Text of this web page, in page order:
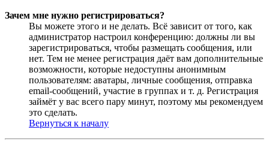
Зачем мне нужно регистрироваться?
Вы можете этого и не делать. Всё зависит от того, как
администратор настроил конференцию: должны ли вы
зарегистрироваться, чтобы размещать сообщения, или
нет. Тем не менее регистрация даёт вам дополнительные
возможности, которые недоступны анонимным
пользователям: аватары, личные сообщения, отправка
email-сообщений, участие в группах и т. д. Регистрация
займёт у вас всего пару минут, поэтому мы рекомендуем
это сделать.
Вернуться к началу